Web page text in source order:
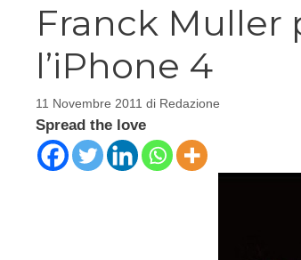
Franck Muller
l’iPhone 4
11 Novembre 2011 di Redazione
Spread the love